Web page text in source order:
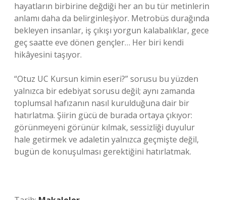
hayatların birbirine değdiği her an bu tür metinlerin
anlamı daha da belirginleşiyor. Metrobüs durağında
bekleyen insanlar, iş çıkışı yorgun kalabalıklar, gece
geç saatte eve dönen gençler… Her biri kendi
hikâyesini taşıyor.
“Otuz UC Kursun kimin eseri?” sorusu bu yüzden
yalnızca bir edebiyat sorusu değil; aynı zamanda
toplumsal hafızanın nasıl kurulduğuna dair bir
hatırlatma. Şiirin gücü de burada ortaya çıkıyor:
görünmeyeni görünür kılmak, sessizliği duyulur
hale getirmek ve adaletin yalnızca geçmişte değil,
bugün de konuşulması gerektiğini hatırlatmak.